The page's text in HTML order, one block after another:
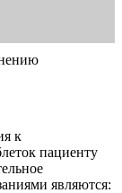
к
пациенту
являются: